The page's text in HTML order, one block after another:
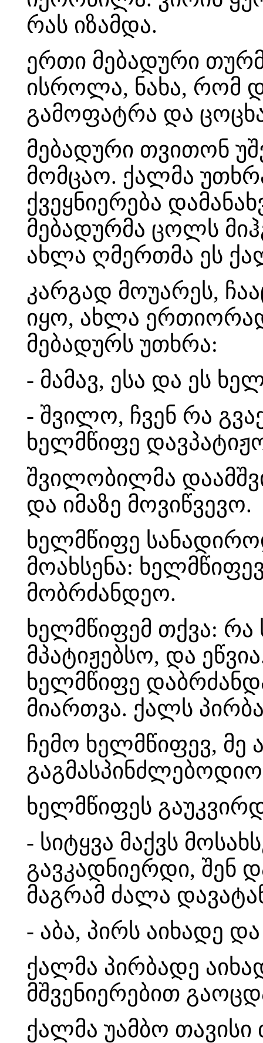
რას იზამდა.
ერთი მებადური
ისროლა, ნახა, რომ
გამოფატრა და
მებადური თვითონ
მომცაო. ქალმა
ქვეყნიერება
მებადურმა ცოლს
ახლა ღმერთმა ეს
კარგად მოუარეს,
იყო, ახლა ერთიორად
მებადურს უთხრა:
- მამავ, ესა და ეს
- შვილო, ჩვენ რა
ხელმწიფე
შვილობილმა
და იმაზე მოვიწვევო.
ხელმწიფე
მოახსენა:
მობრძანდეო.
ხელმწიფემ თქვა: რა
მპატიჟებსო, და
ხელმწიფე
მიართვა. ქალს
ჩემო ხელმწიფევ, მე
ხელმწიფეს
- სიტყვა მაქვს
გავკადნიერდი, შენ
მაგრამ ძალა
- აბა, პირს აიხადე
ქალმა პირბადე
მშვენიერებით
ქალმა უამბო